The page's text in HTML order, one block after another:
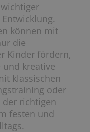
können mit
die
Kinder fördern,
und kreative
klassischen
oder
der richtigen
festen und